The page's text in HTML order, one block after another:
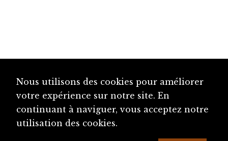
Nous utilisons des cookies pour améliorer
votre expérience sur notre site. En
continuant à naviguer, vous acceptez notre
utilisation des cookies.